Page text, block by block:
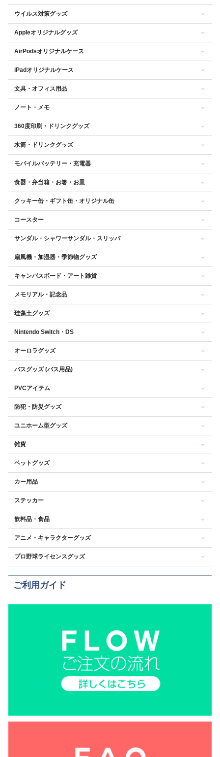
ウイルス対策グッズ
Appleオリジナルグッズ
AirPodsオリジナルケース
iPadオリジナルケース
文具・オフィス用品
ノート・メモ
360度印刷・ドリンクグッズ
水筒・ドリンクグッズ
モバイルバッテリー・充電器
食器・弁当箱・お箸・お皿
クッキー缶・ギフト缶・オリジナル缶
コースター
サンダル・シャワーサンダル・スリッパ
扇風機・加湿器・季節物グッズ
キャンバスボード・アート雑貨
メモリアル・記念品
珪藻土グッズ
Nintendo Switch・DS
オーロラグッズ
バスグッズ (バス用品)
PVCアイテム
防犯・防災グッズ
ユニホーム型グッズ
雑貨
ペットグッズ
カー用品
ステッカー
飲料品・食品
アニメ・キャラクターグッズ
プロ野球ライセンスグッズ
ご利用ガイド